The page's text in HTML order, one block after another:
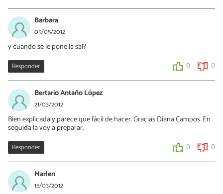
Barbara
05/05/2012
y cuando se le pone la sal?
Responder 0 0
Bertario Antaño López
21/03/2012
Bien explicada y parece que fácil de hacer. Gracias Diana Campos. En
seguida la voy a preparar.
Responder 0 0
Marlen
15/03/2012